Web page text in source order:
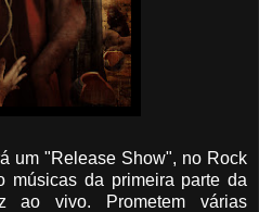
um "Release Show", no Rock
músicas da primeira parte da
ao vivo. Prometem várias